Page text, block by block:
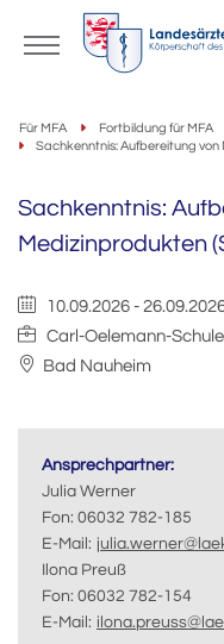
Für MFA Fortbildung für MFA
Sachkenntnis: Aufbereitung von
Sachkenntnis:
Medizinprodukten
10.09.2026 -
Carl-Oelemann-Schule
Bad Nauheim
Ansprechpartner:
Julia Werner
Fon: 06032 782-185
E-Mail:
Ilona Preuß
Fon: 06032 782-154
E-Mail: